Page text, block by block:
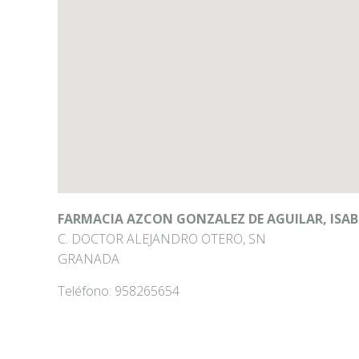
FARMACIA AZCON GONZALEZ DE AGUILAR,
C. DOCTOR ALEJANDRO OTERO, SN
GRANADA
Teléfono: 958265654